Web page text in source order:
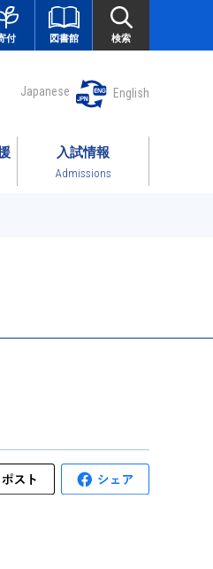
付 図書館 検索
Japanese English
入試情報
Admissions